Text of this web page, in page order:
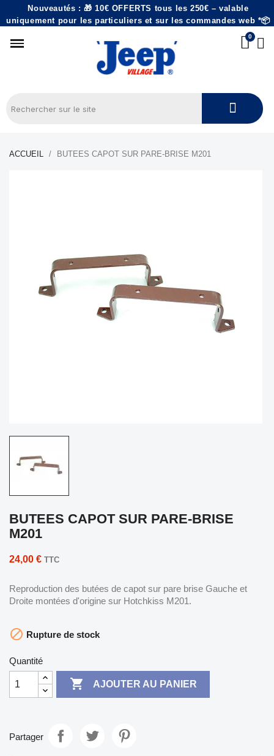
Nouveautés : 🎁 10€ OFFERTS tous les 250€ – valable
uniquement pour les particuliers et sur les commandes web *📦
ACCUEIL BUTEES CAPOT SUR PARE-BRISE M201
BUTEES CAPOT SUR PARE-BRISE
M201
24,00 € TTC
Reproduction des butées de capot sur pare brise Gauche et
Droite montées d'origine sur Hotchkiss M201.
 Rupture de stock
Quantité
 AJOUTER AU PANIER
Partager